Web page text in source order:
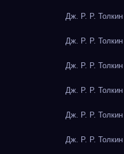
Дж. Р. Р.
Дж. Р. Р.
Дж. Р. Р.
Дж. Р. Р.
Дж. Р. Р.
Дж. Р. Р.